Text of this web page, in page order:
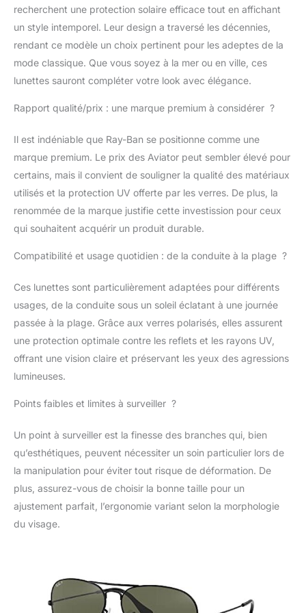
recherchent une protection solaire efficace tout en affichant
un style intemporel. Leur design a traversé les décennies,
rendant ce modèle un choix pertinent pour les adeptes de la
mode classique. Que vous soyez à la mer ou en ville, ces
lunettes sauront compléter votre look avec élégance.
Rapport qualité/prix : une marque premium à considérer ?
Il est indéniable que Ray-Ban se positionne comme une
marque premium. Le prix des Aviator peut sembler élevé pour
certains, mais il convient de souligner la qualité des matériaux
utilisés et la protection UV offerte par les verres. De plus, la
renommée de la marque justifie cette investission pour ceux
qui souhaitent acquérir un produit durable.
Compatibilité et usage quotidien : de la conduite à la plage ?
Ces lunettes sont particulièrement adaptées pour différents
usages, de la conduite sous un soleil éclatant à une journée
passée à la plage. Grâce aux verres polarisés, elles assurent
une protection optimale contre les reflets et les rayons UV,
offrant une vision claire et préservant les yeux des agressions
lumineuses.
Points faibles et limites à surveiller ?
Un point à surveiller est la finesse des branches qui, bien
qu’esthétiques, peuvent nécessiter un soin particulier lors de
la manipulation pour éviter tout risque de déformation. De
plus, assurez-vous de choisir la bonne taille pour un
ajustement parfait, l’ergonomie variant selon la morphologie
du visage.